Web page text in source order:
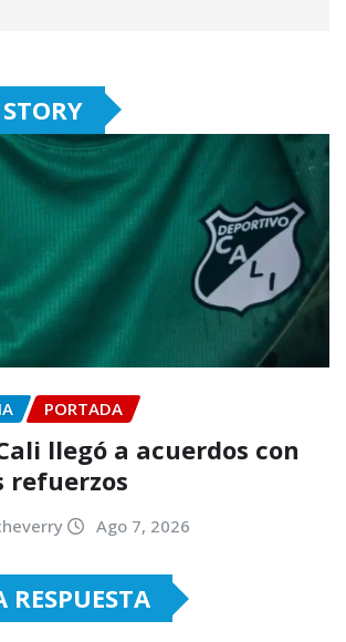
PORTADA
llegó a acuerdos con
refuerzos
Ago 7, 2026
RESPUESTA